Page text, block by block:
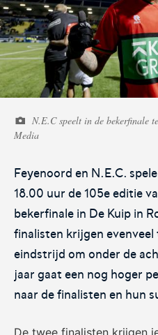
Voetbal.nl
amateurvoetballend
Nederland.
Eurojackpot Vrouwen
Eredivisie
Eurojackpot Vrouwen
N.E.C speelt in de bekerfinale
Media
Feyenoord en N.E.C.
18.00 uur de 105e editie
bekerfinale in De Kuip in
finalisten krijgen
eindstrijd om onder de
jaar gaat een nog hoger
naar de finalisten en hun
De twee finalisten krijgen